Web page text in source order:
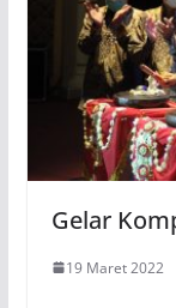
Gelar
19 Maret 2022